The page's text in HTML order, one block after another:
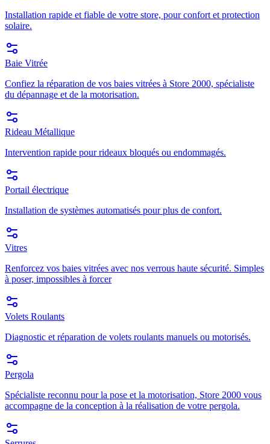
Installation rapide et fiable de votre store, pour confort et protection
solaire.
Baie Vitrée
Confiez la réparation de vos baies vitrées à Store 2000, spécialiste
du dépannage et de la motorisation.
Rideau Métallique
Intervention rapide pour rideaux bloqués ou endommagés.
Portail électrique
Installation de systèmes automatisés pour plus de confort.
Vitres
Renforcez vos baies vitrées avec nos verrous haute sécurité. Simples
à poser, impossibles à forcer
Volets Roulants
Diagnostic et réparation de volets roulants manuels ou motorisés.
Pergola
Spécialiste reconnu pour la pose et la motorisation, Store 2000 vous
accompagne de la conception à la réalisation de votre pergola.